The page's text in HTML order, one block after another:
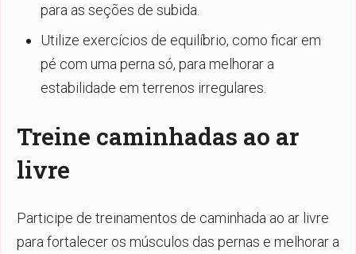
para as seções de subida.
Utilize exercícios de equilíbrio, como ficar em
pé com uma perna só, para melhorar a
estabilidade em terrenos irregulares.
Treine caminhadas ao ar
livre
Participe de treinamentos de caminhada ao ar livre
para fortalecer os músculos das pernas e melhorar a